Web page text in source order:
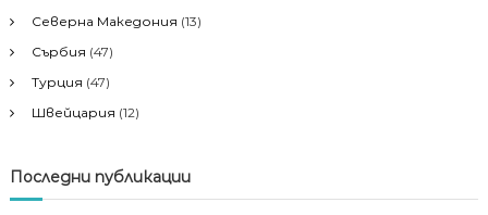
Северна Македония (13)
Сърбия (47)
Турция (47)
Швейцария (12)
Последни публикации